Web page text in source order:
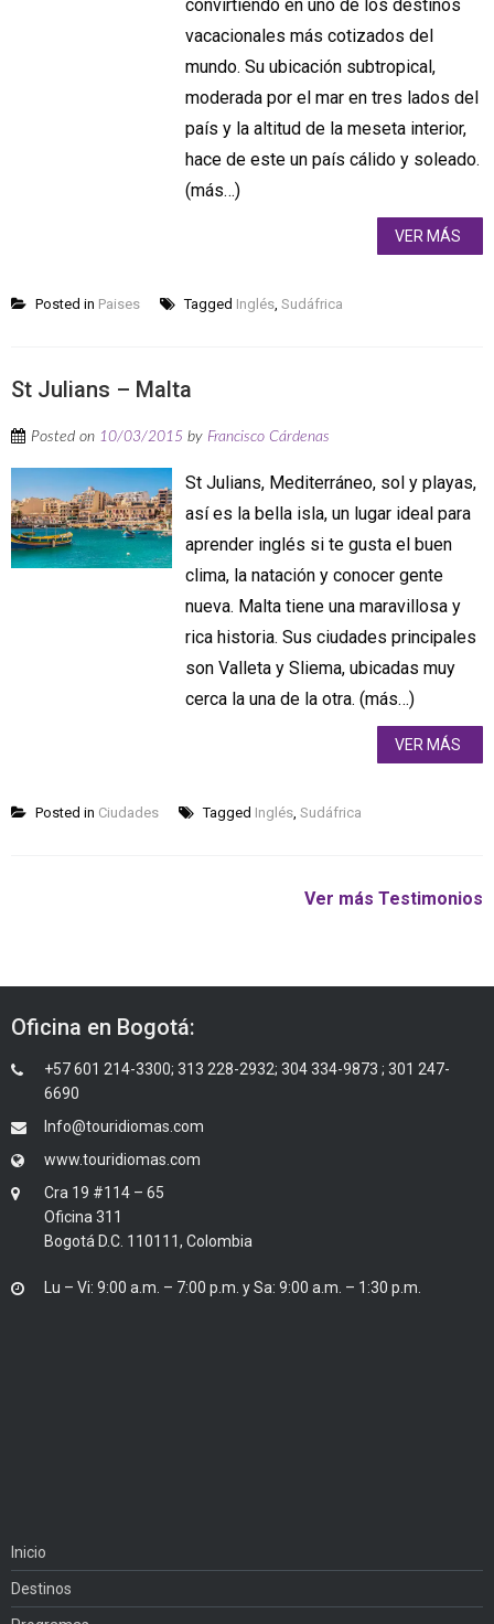
convirtiendo en uno de los destinos
vacacionales más cotizados del
mundo. Su ubicación subtropical,
moderada por el mar en tres lados del
país y la altitud de la meseta interior,
hace de este un país cálido y soleado.
(más…)
VER MÁS
Posted in Paises Tagged Inglés, Sudáfrica
St Julians – Malta
Posted on 10/03/2015 by Francisco Cárdenas
St Julians, Mediterráneo, sol y playas,
así es la bella isla, un lugar ideal para
aprender inglés si te gusta el buen
clima, la natación y conocer gente
nueva. Malta tiene una maravillosa y
rica historia. Sus ciudades principales
son Valleta y Sliema, ubicadas muy
cerca la una de la otra. (más…)
VER MÁS
Posted in Ciudades Tagged Inglés, Sudáfrica
Ver más Testimonios
Oficina en Bogotá:
+57 601 214-3300; 313 228-2932; 304 334-9873 ; 301 247-
6690
Info@touridiomas.com
www.touridiomas.com
Cra 19 #114 – 65
Oficina 311
Bogotá D.C. 110111, Colombia
Lu – Vi: 9:00 a.m. – 7:00 p.m. y Sa: 9:00 a.m. – 1:30 p.m.
Inicio
Destinos